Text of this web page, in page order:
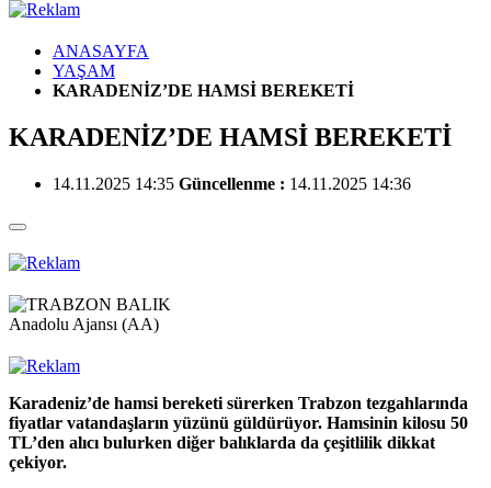
ANASAYFA
YAŞAM
KARADENİZ’DE HAMSİ BEREKETİ
KARADENİZ’DE HAMSİ BEREKETİ
14.11.2025 14:35 Güncellenme : 14.11.2025 14:36
Anadolu Ajansı (AA)
Karadeniz’de hamsi bereketi sürerken Trabzon tezgahlarında
fiyatlar vatandaşların yüzünü güldürüyor. Hamsinin kilosu 50
TL’den alıcı bulurken diğer balıklarda da çeşitlilik dikkat
çekiyor.